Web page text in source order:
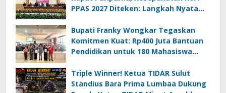
PPAS 2027 Diteken: Langkah Nyata
Bupati Franky Wongkar Tegaskan
Komitmen Kuat: Rp400 Juta Bantuan
Pendidikan untuk 180 Mahasiswa
Triple Winner! Ketua TIDAR Sulut
Standius Bara Prima Lumbaa Dukung